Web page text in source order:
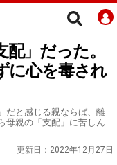
」だった。
に心を毒され
だと感じる親ならば、離
母親の「支配」に苦しん
更新日： 2022年12月27日